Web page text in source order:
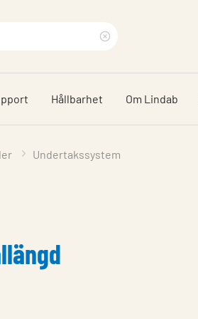
sökfras
Hållbarhet Om Lindab
Undertakssystem